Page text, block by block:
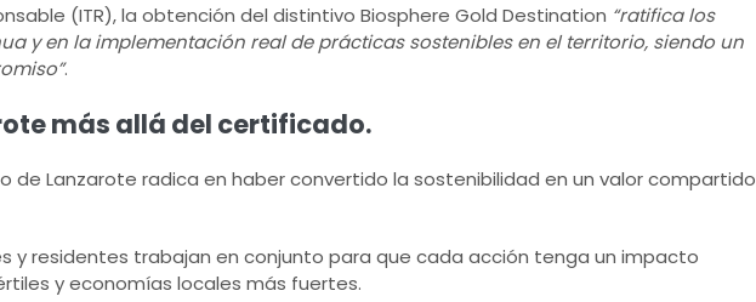
(ITR), la obtención del distintivo Biosphere Gold Destination “ratifica los
y en la implementación real de prácticas sostenibles en el territorio, siendo un
.
más allá del certificado.
de Lanzarote radica en haber convertido la sostenibilidad en un valor compartido
y residentes trabajan en conjunto para que cada acción tenga un impacto
y economías locales más fuertes.